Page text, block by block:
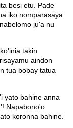
besi etu. Pade
iko nomparasaya
ju'a nu
takin
aindon
tua bobay tatua
yato bahine anna
Napabono'o
koronna bahine.